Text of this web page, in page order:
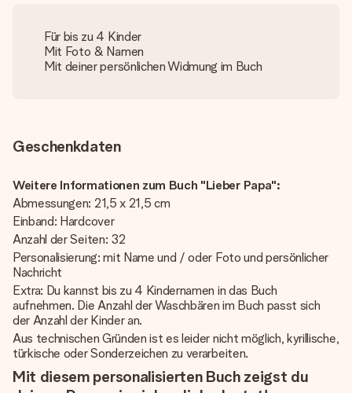
Für bis zu 4 Kinder
Mit Foto & Namen
Mit deiner persönlichen Widmung im Buch
Geschenkdaten
Weitere Informationen zum Buch "Lieber Papa":
Abmessungen: 21,5 x 21,5 cm
Einband: Hardcover
Anzahl der Seiten: 32
Personalisierung: mit Name und / oder Foto und persönlicher
Nachricht
Extra: Du kannst bis zu 4 Kindernamen in das Buch
aufnehmen. Die Anzahl der Waschbären im Buch passt sich
der Anzahl der Kinder an.
Aus technischen Gründen ist es leider nicht möglich, kyrillische,
türkische oder Sonderzeichen zu verarbeiten.
Mit diesem personalisierten Buch zeigst du